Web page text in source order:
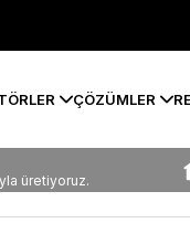
ÇÖZÜMLER
üretiyoruz.